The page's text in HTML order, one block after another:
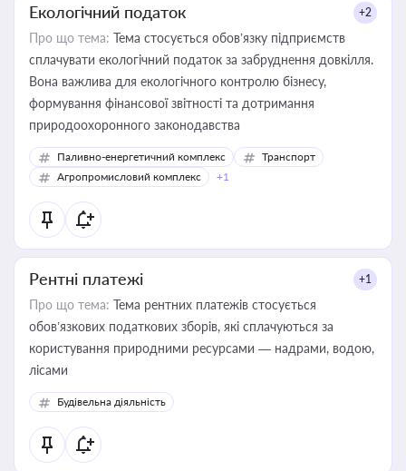
Екологічний податок +2
Про що тема: Тема стосується обов’язку підприємств
сплачувати екологічний податок за забруднення довкілля.
Вона важлива для екологічного контролю бізнесу,
формування фінансової звітності та дотримання
природоохоронного законодавства
Паливно-енергетичний комплекс
Транспорт
Агропромисловий комплекс
+1
Рентні платежі +1
Про що тема: Тема рентних платежів стосується
обов’язкових податкових зборів, які сплачуються за
користування природними ресурсами — надрами, водою,
лісами
Будівельна діяльність